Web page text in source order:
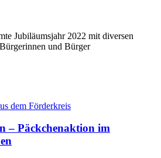
Jubiläumsjahr 2022 mit diversen
und Bürger
dem Förderkreis
– Päckchenaktion im